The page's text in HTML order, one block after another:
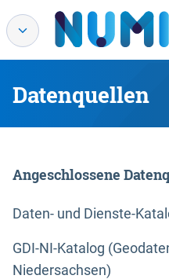
Datenquellen
Angeschlossene
Daten- und Dienste-
GDI-NI-Katalog
Niedersachsen)